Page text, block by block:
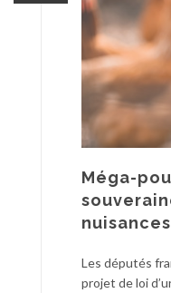
Méga-
Les députés
projet de loi